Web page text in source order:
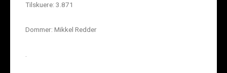
Tilskuere: 3.871
Dommer: Mikkel Redder
.